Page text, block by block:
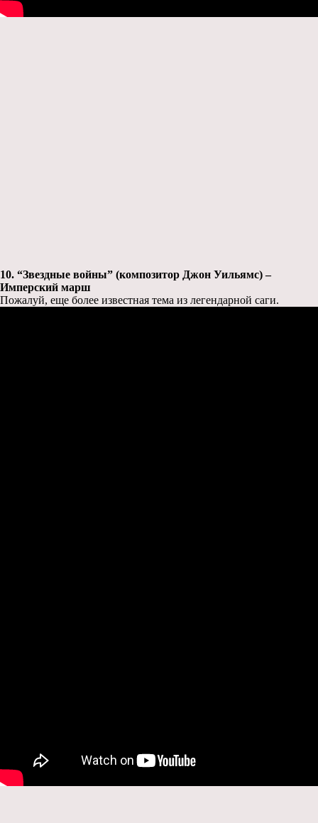
10. “Звездные войны” (композитор Джон Уильямс) –
Имперский марш
Пожалуй, еще более известная тема из легендарной саги.